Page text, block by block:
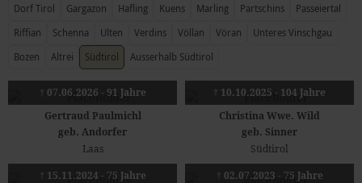
Dorf Tirol
Gargazon Hafling Kuens Marling Partschins
Passeiertal
Riffian
Schenna Ulten Verdins Völlan Vöran
Unteres Vinschgau
Bozen
Altrei Südtirol Ausserhalb Südtirol
† 07.06.2026 - 91 Jahre
Gertraud Paulmichl
geb. Andorfer
Laas
† 10.10.2025 - 104 Jahre
Christina Wwe. Wild
geb. Sinner
Südtirol
† 15.11.2024 - 75 Jahre
† 02.07.2023 - 75 Jahre